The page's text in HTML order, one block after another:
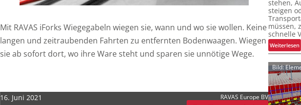
Mit RAVAS iForks Wiegegabeln wiegen sie, wann und wo sie wollen. Keine
langen und zeitraubenden Fahrten zu entfernten Bodenwaagen. Wiegen
sie ab sofort dort, wo ihre Ware steht und sparen sie unnötige Wege.
16. Juni 2021
RAVAS Europe BV
c
s
e
l
e
n
r
l
-
B
a
r
e
i
stehen,
steigen
müssen,
schnelle
Weiterlesen:
i
t
Bild: